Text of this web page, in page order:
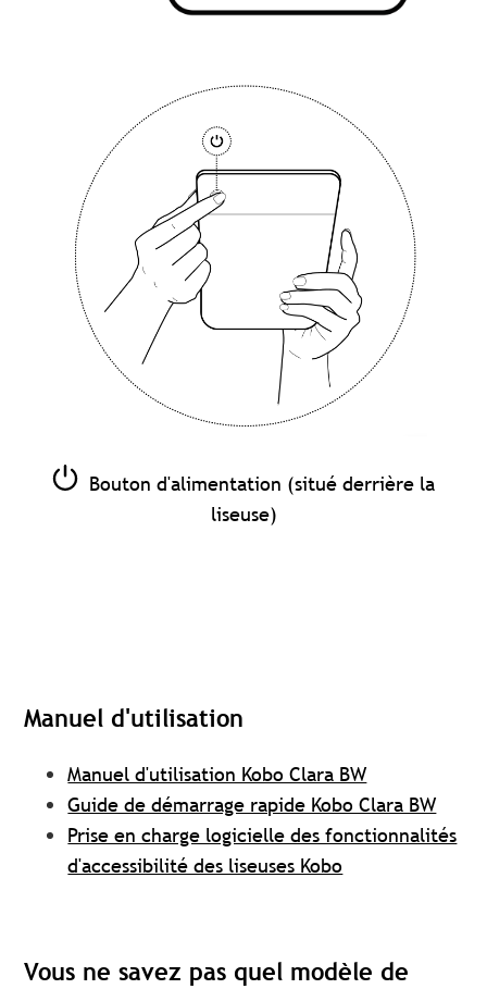
Bouton d'alimentation (situé derrière la
liseuse)
Manuel d'utilisation
Manuel d'utilisation Kobo Clara BW
Guide de démarrage rapide Kobo Clara BW
Prise en charge logicielle des fonctionnalités
d'accessibilité des liseuses Kobo
Vous ne savez pas quel modèle de